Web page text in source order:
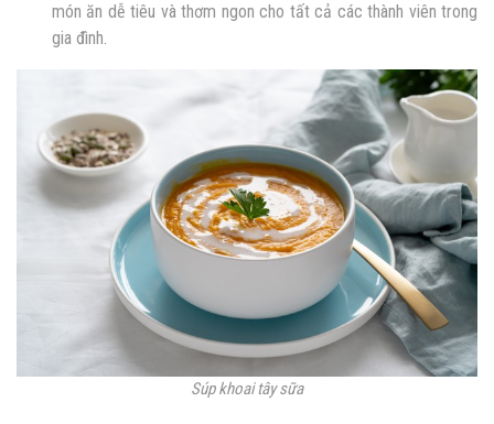
món ăn dễ tiêu và thơm ngon cho tất cả các thành viên trong
gia đình.
Súp khoai tây sữa